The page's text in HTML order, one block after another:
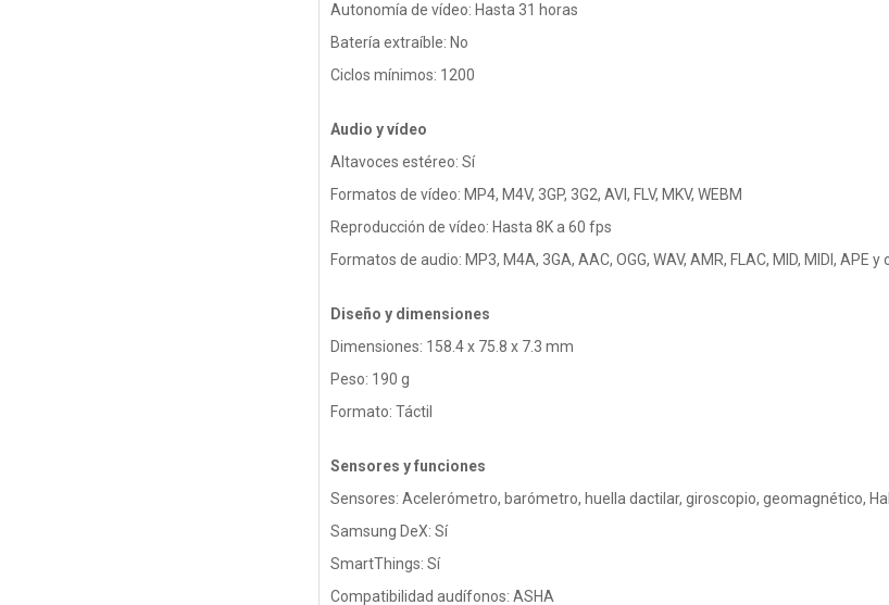
Autonomía de vídeo: Hasta 31 horas
Batería extraíble: No
Ciclos mínimos: 1200
Audio y vídeo
Altavoces estéreo: Sí
Formatos de vídeo: MP4, M4V, 3GP, 3G2, AVI, FLV, MKV, WEBM
Reproducción de vídeo: Hasta 8K a 60 fps
Formatos de audio: MP3, M4A, 3GA, AAC, OGG, WAV, AMR, FLAC, MID, MIDI, APE y
Diseño y dimensiones
Dimensiones: 158.4 x 75.8 x 7.3 mm
Peso: 190 g
Formato: Táctil
Sensores y funciones
Sensores: Acelerómetro, barómetro, huella dactilar, giroscopio, geomagnético,
Samsung DeX: Sí
SmartThings: Sí
Compatibilidad audífonos: ASHA